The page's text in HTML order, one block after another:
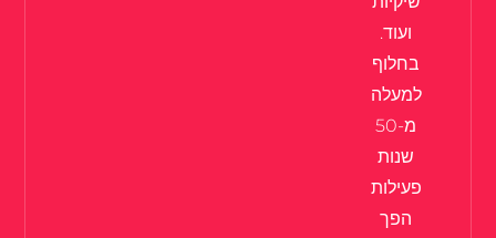
ועוד.
בחלוף
למעלה
מ-50
שנות
פעילות
הפך